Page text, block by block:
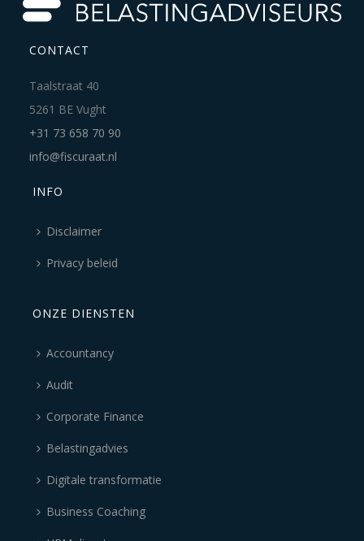
CONTACT
Taalstraat 40
5261 BE Vught
+31 73 658 70 90
info@fiscuraat.nl
INFO
Disclaimer
Privacy beleid
ONZE DIENSTEN
Accountancy
Audit
Corporate Finance
Belastingadvies
Digitale transformatie
Business Coaching